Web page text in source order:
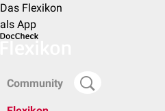
Das Flexikon
als App
Community